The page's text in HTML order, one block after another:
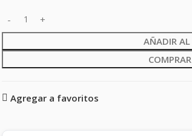
AÑADIR AL
Agregar a favoritos